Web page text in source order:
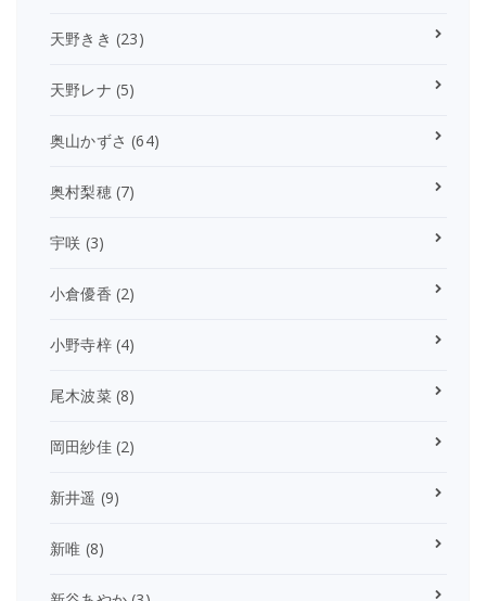
天野きき (23)
天野レナ (5)
奥山かずさ (64)
奥村梨穂(7)
宇咲 (3)
小倉優香 (2)
小野寺梓(4)
尾木波菜(8)
岡田紗佳(2)
新井遥 (9)
新唯 (8)